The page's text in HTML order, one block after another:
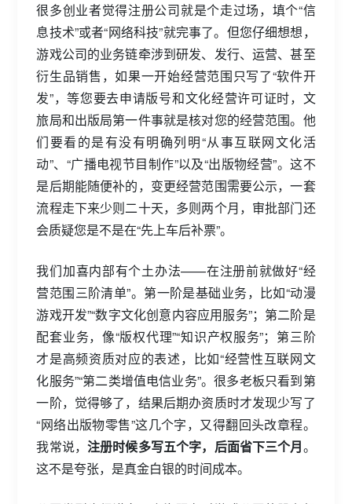
很多创业者觉得注册公司就是个走过场，填个“信
息技术”或者“网络科技”就完事了。但您仔细想想，
游戏公司的业务链牵涉到研发、发行、运营、甚至
衍生品销售，如果一开始经营范围只写了“软件开
发”，等您要去申请版号和文化经营许可证时，文
旅局和出版局第一件事就是核对您的经营范围。他
们要看的是有没有明确列明“从事互联网文化活
动”、“广播电视节目制作”以及“出版物经营”。这不
是后期能随便补的，变更经营范围需要公示，一套
流程走下来少则二十天，多则两个月，审批部门还
会质疑您是不是在“先上车后补票”。
我们加喜内部有个土办法——在注册前就做好“经
营范围三阶清单”。第一阶是基础业务，比如“动漫
游戏开发”“数字文化创意内容应用服务”；第二阶是
配套业务，像“版权代理”“知识产权服务”；第三阶
才是高频资质对应的表述，比如“经营性互联网文
化服务”“第二类增值电信业务”。很多老板只看到第
一阶，觉得够了，结果后期办资质时才发现少写了
“网络出版物零售”这几个字，又得翻回头改章程。
我常说，注册时候多写五个字，后面省下三个月。
这不是夸张，是真金白银的时间成本。